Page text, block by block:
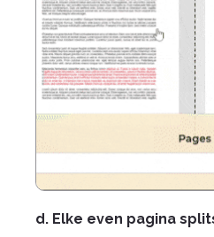
d. Elke even pagina